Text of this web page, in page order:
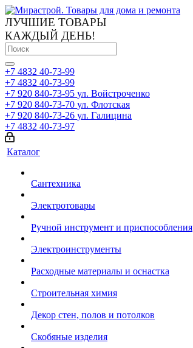
ЛУЧШИЕ ТОВАРЫ
КАЖДЫЙ ДЕНЬ!
+7 4832 40-73-99
+7 4832 40-73-99
+7 920 840-73-95 ул. Войстроченко
+7 920 840-73-70 ул. Флотская
+7 920 840-73-26 ул. Галицина
+7 4832 40-73-97
Каталог
Сантехника
Электротовары
Ручной инструмент и приспособления
Электроинструменты
Расходные материалы и оснастка
Строительная химия
Декор стен, полов и потолков
Скобяные изделия